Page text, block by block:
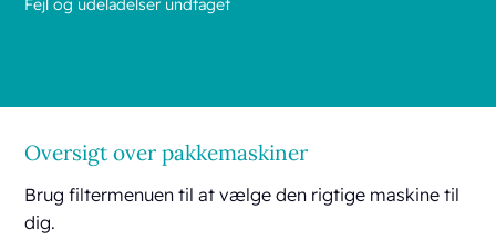
Fejl og udeladelser undtaget
Oversigt over pakkemaskiner
Brug filtermenuen til at vælge den rigtige maskine til
dig.